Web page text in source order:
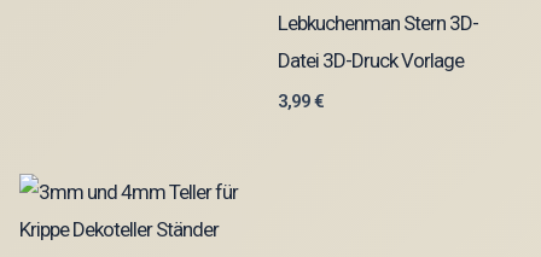
Lebkuchenman Stern 3D-
Datei 3D-Druck Vorlage
3,99€